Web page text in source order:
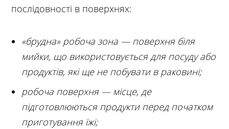
послідовності в поверхнях:
«брудна» робоча зона — поверхня біля
мийки, що використовується для посуду або
продуктів, які ще не побувати в раковині;
робоча поверхня — місце, де
підготовлюються продукти перед початком
приготування їжі;